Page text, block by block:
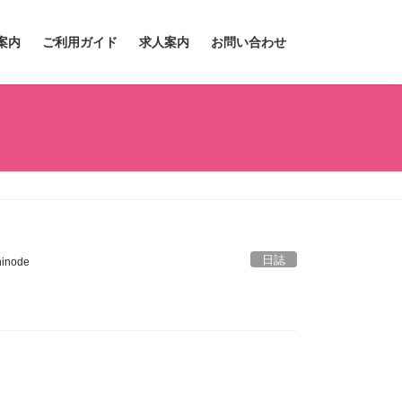
内 ご利用ガイド 求人案内 お問い合わせ
日誌